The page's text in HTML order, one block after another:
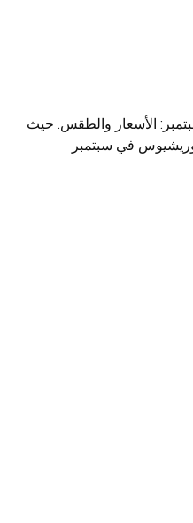
الأسعار والطقس. حيث
في سبتمبر